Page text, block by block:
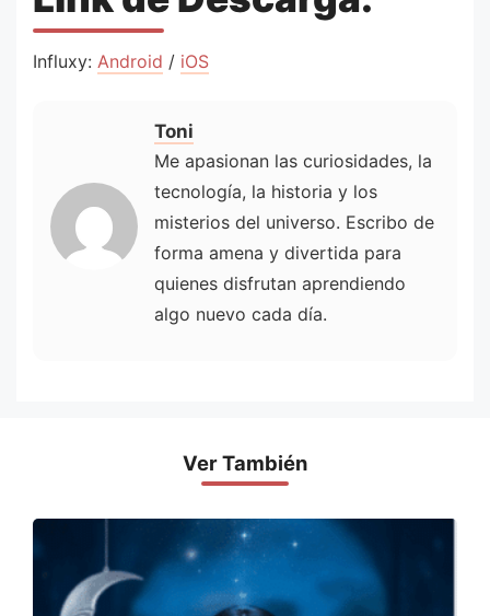
Influxy: Android / iOS
Toni
Me apasionan las curiosidades, la
tecnología, la historia y los
misterios del universo. Escribo de
forma amena y divertida para
quienes disfrutan aprendiendo
algo nuevo cada día.
Ver También